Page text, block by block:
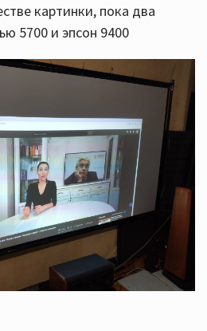
картинки, пока два
5700 и эпсон 9400